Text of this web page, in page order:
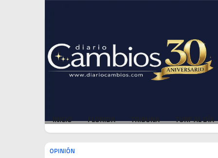
INICIO FLORIDA TRIBUNA TURF AL DÍA
OPINIÓN